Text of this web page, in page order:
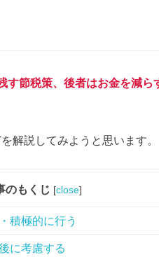
す節税策、後者はお金を減ら
解説してみようと思います。
のもくじ [close]
積極的に行う
に考慮する